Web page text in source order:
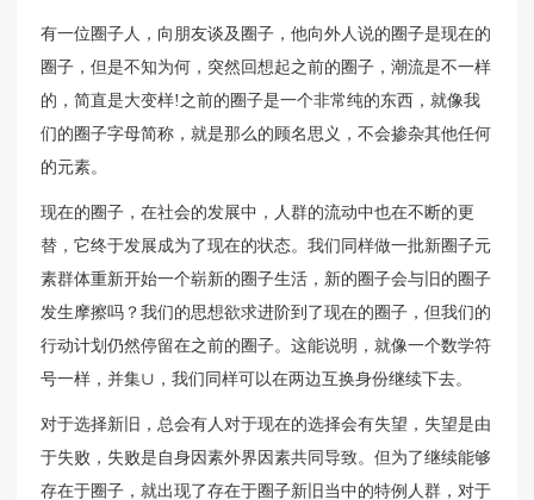
有一位圈子人，向朋友谈及圈子，他向外人说的圈子是现在的
圈子，但是不知为何，突然回想起之前的圈子，潮流是不一样
的，简直是大变样!之前的圈子是一个非常纯的东西，就像我
们的圈子字母简称，就是那么的顾名思义，不会掺杂其他任何
的元素。
现在的圈子，在社会的发展中，人群的流动中也在不断的更
替，它终于发展成为了现在的状态。我们同样做一批新圈子元
素群体重新开始一个崭新的圈子生活，新的圈子会与旧的圈子
发生摩擦吗？我们的思想欲求进阶到了现在的圈子，但我们的
行动计划仍然停留在之前的圈子。这能说明，就像一个数学符
号一样，并集∪，我们同样可以在两边互换身份继续下去。
对于选择新旧，总会有人对于现在的选择会有失望，失望是由
于失败，失败是自身因素外界因素共同导致。但为了继续能够
存在于圈子，就出现了存在于圈子新旧当中的特例人群，对于